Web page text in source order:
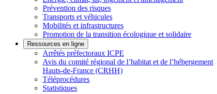
Prévention des risques
Transports et véhicules
Mobilités et infrastructures
Promotion de la transition écologique et solidaire
Ressources en ligne
Arrêtés préfectoraux ICPE
Avis du comité régional de l’habitat et de l’hébergement
Hauts-de-France (CRHH)
Téléprocédures
Statistiques